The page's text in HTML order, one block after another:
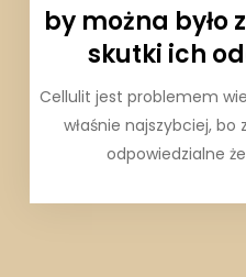
by można było
skutki ich
Cellulit jest problemem
właśnie najszybciej,
odpowiedzialne